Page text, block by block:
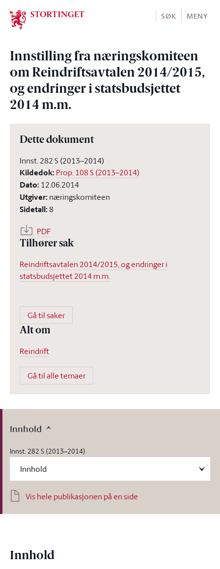
Stortinget.no
SØK MENY
Innstilling fra næringskomiteen
om Reindriftsavtalen 2014/2015,
og endringer i statsbudsjettet
2014 m.m.
Dette dokument
Innst. 282 S (2013–2014)
Kildedok: Prop. 108 S (2013–2014)
Dato: 12.06.2014
Utgiver: næringskomiteen
Sidetall:8
PDF
Tilhører sak
Reindriftsavtalen 2014/2015, og endringer i
statsbudsjettet 2014 m.m.
Gå til saker
Alt om
Reindrift
Gå til alle temaer
Innhold
Innst. 282 S (2013–2014)
Vis hele publikasjonen på en side
Innhold